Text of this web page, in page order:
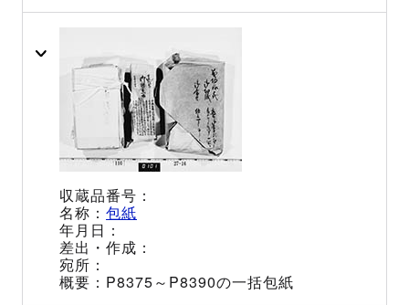
包紙
P8375～P8390の一括包紙